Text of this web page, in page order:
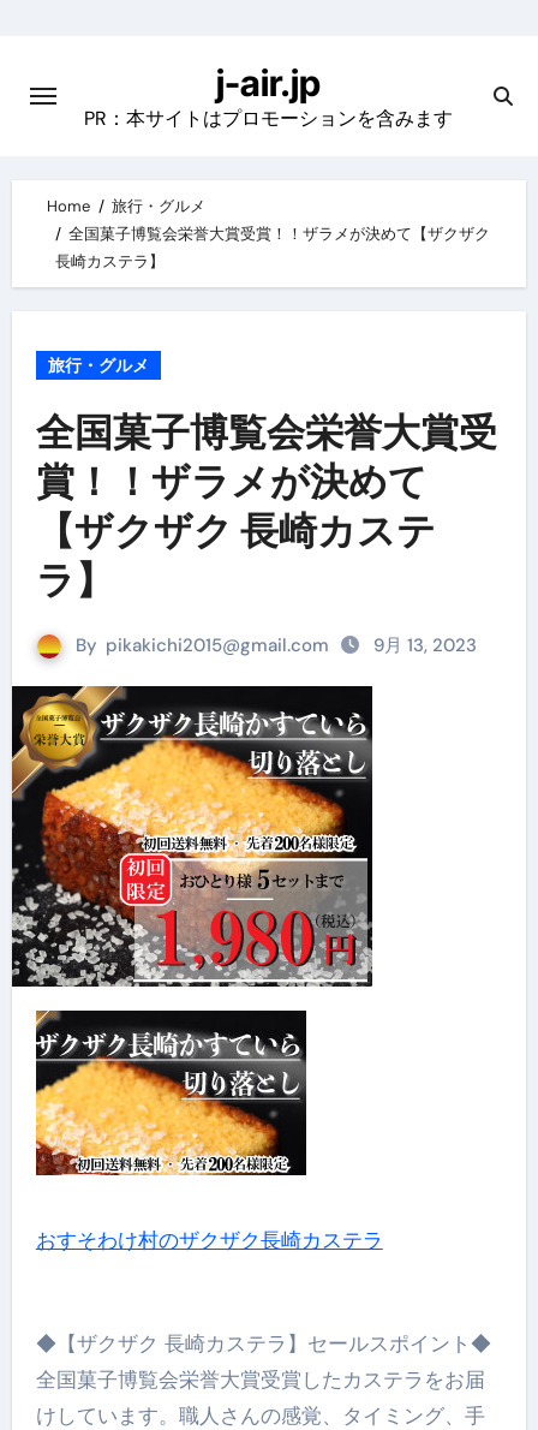
content
j-air.jp
PR：本サイトはプロモーションを含みます
Home
旅行・グルメ
全国菓子博覧会栄誉大賞受賞！！ザラメが決めて【ザクザク
長崎カステラ】
旅行・グルメ
全国菓子博覧会栄誉大賞受
賞！！ザラメが決めて
【ザクザク 長崎カステ
ラ】
By pikakichi2015@gmail.com 9月 13, 2023
おすそわけ村のザクザク長崎カステラ
◆【ザクザク 長崎カステラ】セールスポイント◆
全国菓子博覧会栄誉大賞受賞したカステラをお届
けしています。職人さんの感覚、タイミング、手